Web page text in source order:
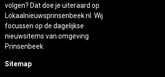
volgen? Dat doe je uiteraard op
Lokaalnieuwsprinsenbeek.nl. Wij
focussen op de dagelijkse
nieuwsitems van omgeving
Prinsenbeek.
Sitemap